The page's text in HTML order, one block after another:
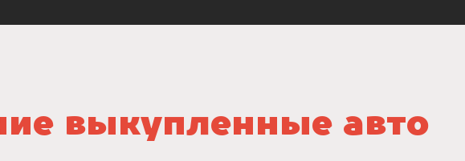
выкупленные авто